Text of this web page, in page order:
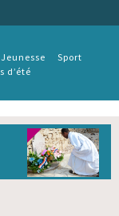
Jeunesse
Sport
d’été